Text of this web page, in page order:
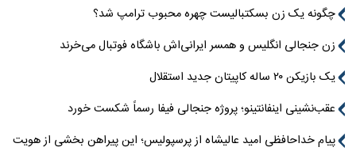
چگونه یک زن بسکتبالیست چهره محبوب ترامپ شد؟
زن جنجالی انگلیس و همسر ایرانی‌اش باشگاه فوتبال می‌خرند
یک بازیکن ۲۰ ساله کاپیتان جدید استقلال
عقب‌نشینی اینفانتینو؛ پروژه جنجالی فیفا رسماً شکست خورد
پیام خداحافظی امید عالیشاه از پرسپولیس؛ این پیراهن بخشی از هویت